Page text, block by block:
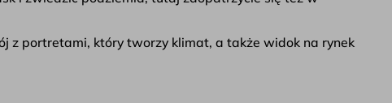
z portretami, który tworzy klimat, a także widok na rynek